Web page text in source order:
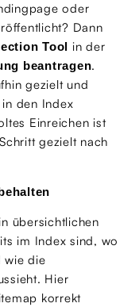
oder
Dann
Tool
in der
beantragen.
gezielt und
den Index
Einreichen ist
gezielt nach
übersichtlichen
im Index sind, wo
wie die
Hier
korrekt